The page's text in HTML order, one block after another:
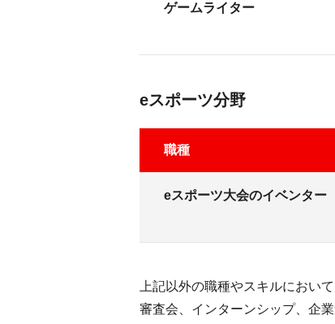
ゲームライター
eスポーツ分野
職種
eスポーツ大会のイベンター
上記以外の職種やスキルにおい
審査会、インターンシップ、企